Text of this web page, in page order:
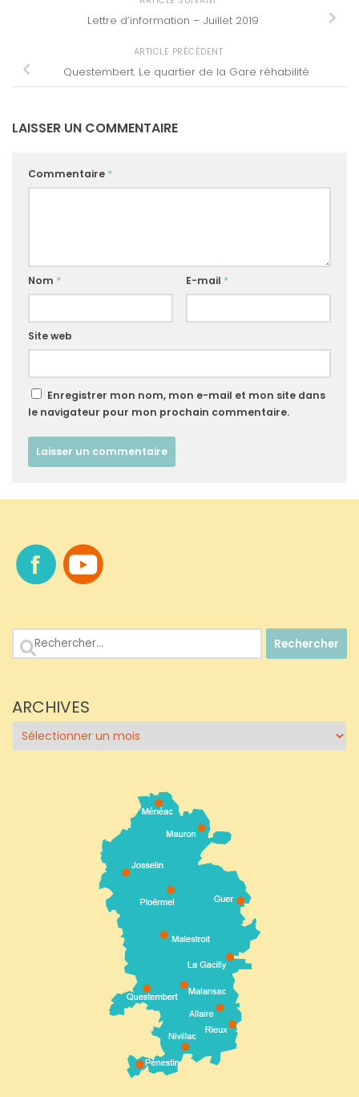
Lettre d’information – Juillet 2019
ARTICLE PRÉCÉDENT
Questembert. Le quartier de la Gare réhabilité
LAISSER UN COMMENTAIRE
Commentaire *
Nom * E-mail *
Site web
Enregistrer mon nom, mon e-mail et mon site dans
le navigateur pour mon prochain commentaire.
Rechercher :
ARCHIVES
Archives